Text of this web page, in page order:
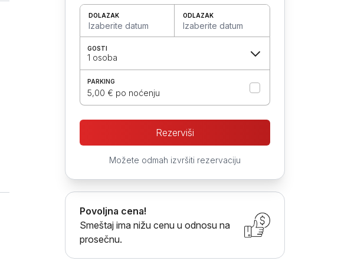
DOLAZAK
Izaberite datum
ODLAZAK
Izaberite datum
GOSTI
1 osoba
PARKING
5,00 € po noćenju
Rezerviši
Možete odmah izvršiti rezervaciju
Povoljna cena!
Smeštaj ima nižu cenu u odnosu na
prosečnu.